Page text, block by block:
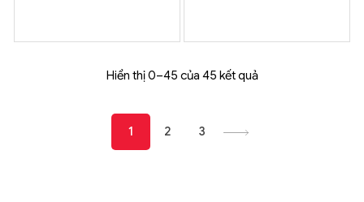
Hiển thị 0–45 của 45 kết quả
1 2 3